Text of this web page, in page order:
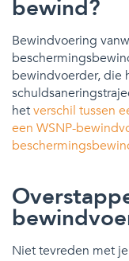
bewind?
Bewindvoering
bewindvoerder, die
hetverschil tussen
een WSNP-
Niet tevreden met